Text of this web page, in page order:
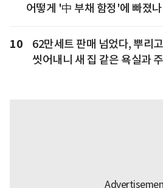
어떻게 '中 부채 함정'에 빠졌나
10
62만세트 판매 넘었다, 뿌리
씻어내니 새 집 같은 욕실과